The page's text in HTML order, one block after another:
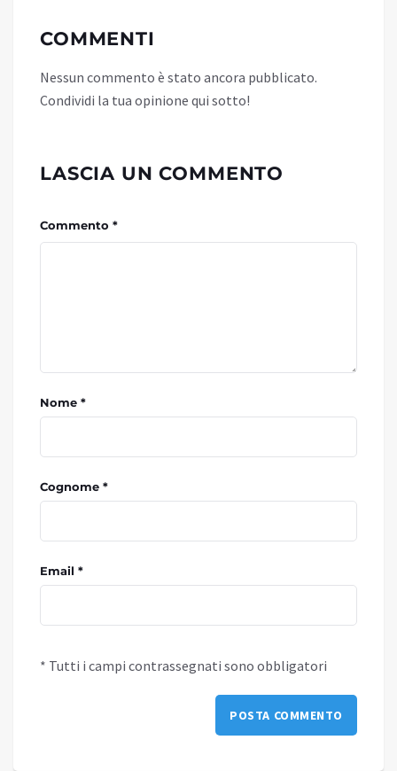
COMMENTI
Nessun commento è stato ancora pubblicato.
Condividi la tua opinione qui sotto!
LASCIA UN COMMENTO
Commento *
Nome *
Cognome *
Email *
* Tutti i campi contrassegnati sono obbligatori